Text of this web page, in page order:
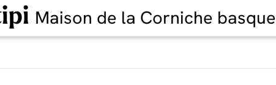
Maison de la Corniche basque